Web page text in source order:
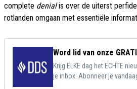
complete denialis over de uiterst
rotlanden omgaan met essentiële
Word lid van onze
Krijg ELKE dag het ECHTE
je inbox. Abonneer je